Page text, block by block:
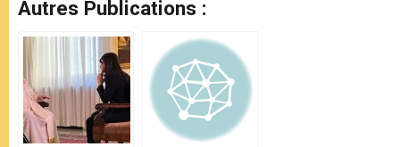
Autres Publications :